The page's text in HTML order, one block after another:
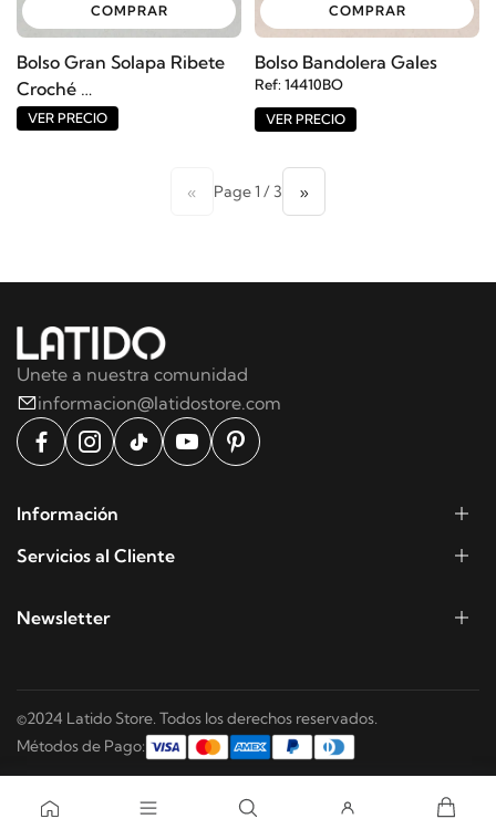
COMPRAR
Bolso Gran Solapa Ribete
Croché
Ref: 14412BO
VER PRECIO
COMPRAR
Bolso Bandolera Gales
Ref: 14410BO
VER PRECIO
« Page 1 / 3 »
Unete a nuestra comunidad
informacion@latidostore.com
Información
Servicios al Cliente
Newsletter
©2024 Latido Store. Todos los derechos reservados.
Métodos de Pago: